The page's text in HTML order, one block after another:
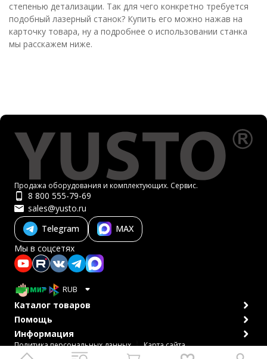
степенью детализации. Так для чего конкретно требуется
подобный лазерный станок? Купить его можно нажав на
карточку товара, ну а подробнее о использовании станка
мы расскажем ниже.
Продажа оборудования и комплектующих. Сервис.
8 800 555-79-69
sales@yusto.ru
Telegram
MAX
Мы в соцсетях
RUB
Каталог товаров
Помощь
Информация
Политика персональных данных
Карта сайта
© 2007-2026 ЮСТО